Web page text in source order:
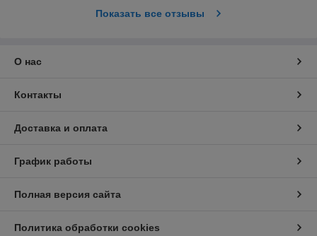
Показать все отзывы
О нас
Контакты
Доставка и оплата
График работы
Полная версия сайта
Политика обработки cookies